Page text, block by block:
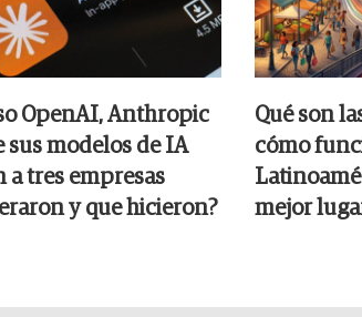
OpenAI, Anthropic
sus modelos de IA
a tres empresas
y que hicieron?
Qué son
cómo
mejor